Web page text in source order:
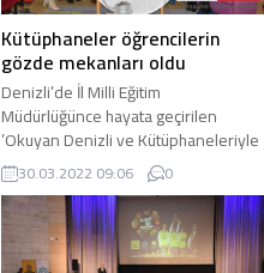
Kütüphaneler öğrencilerin
gözde mekanları oldu
Denizli’de İl Milli Eğitim
Müdürlüğünce hayata geçirilen
’Okuyan Denizli ve Kütüphaneleriyle
Yaşayan Okullar’ projesiyle her
okulda kütüphaneler ...
30.03.2022 09:06 0